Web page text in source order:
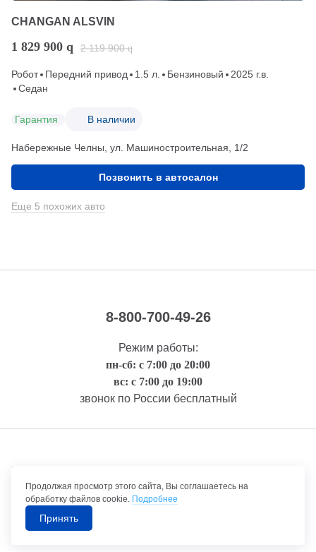
CHANGAN ALSVIN
1 829 900 q 2 119 900 q
Робот Передний привод 1.5 л. Бензиновый
2025 г.в.
Седан
Гарантия В наличии
Набережные Челны, ул. Машиностроительная, 1/2
Позвонить в автосалон
Еще 5 похожих авто
8-800-700-49-26
Режим работы:
пн-сб: с 7:00 до 20:00
вс: с 7:00 до 19:00
звонок по России бесплатный
Правовая информация
©1992-2026 ТрансТехСервис – продажа и обслуживание автомобилей.
Продолжая просмотр этого сайта, Вы соглашаетесь на
обработку файлов cookie. Подробнее
Принять